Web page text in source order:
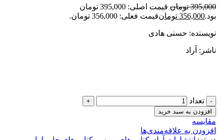
395,000 تومان
قیمت اصلی: 395,000 تومان
بود.356,000 تومانقیمت فعلی: 356,000 تومان.
نویسنده: حسنی هادی
ناشر: آراد
تعداد
افزودن به سبد خرید
مقایسه
افزودن به علاقه‌مندی‌ها